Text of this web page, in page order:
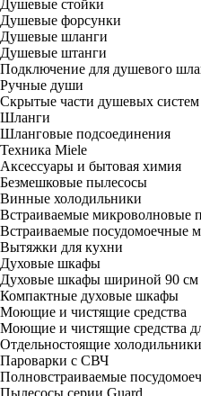
Душевые стойки
Душевые форсунки
Душевые шланги
Душевые штанги
Подключение для душевого
Ручные души
Скрытые части душевых систем
Шланги
Шланговые подсоединения
Техника Miele
Аксессуары и бытовая химия
Безмешковые пылесосы
Винные холодильники
Встраиваемые микроволновые
Встраиваемые
Вытяжки для кухни
Духовые шкафы
Духовые шкафы шириной 90 см
Компактные духовые шкафы
Моющие и чистящие средства
Моющие и чистящие средства
Отдельностоящие холодильники
Пароварки с СВЧ
Полновстраиваемые
Пылесосы серии Guard